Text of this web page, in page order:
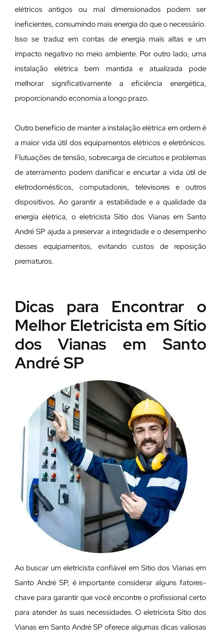
elétricos antigos ou mal dimensionados podem ser
ineficientes, consumindo mais energia do que o necessário.
Isso se traduz em contas de energia mais altas e um
impacto negativo no meio ambiente. Por outro lado, uma
instalação elétrica bem mantida e atualizada pode
melhorar significativamente a eficiência energética,
proporcionando economia a longo prazo.
Outro benefício de manter a instalação elétrica em ordem é
a maior vida útil dos equipamentos elétricos e eletrônicos.
Flutuações de tensão, sobrecarga de circuitos e problemas
de aterramento podem danificar e encurtar a vida útil de
eletrodomésticos, computadores, televisores e outros
dispositivos. Ao garantir a estabilidade e a qualidade da
energia elétrica, o eletricista Sítio dos Vianas em Santo
André SP ajuda a preservar a integridade e o desempenho
desses equipamentos, evitando custos de reposição
prematuros.
Dicas para Encontrar o
Melhor Eletricista em Sítio
dos Vianas em Santo
André SP
Ao buscar um eletricista confiável em Sítio dos Vianas em
Santo André SP, é importante considerar alguns fatores-
chave para garantir que você encontre o profissional certo
para atender às suas necessidades. O eletricista Sítio dos
Vianas em Santo André SP oferece algumas dicas valiosas